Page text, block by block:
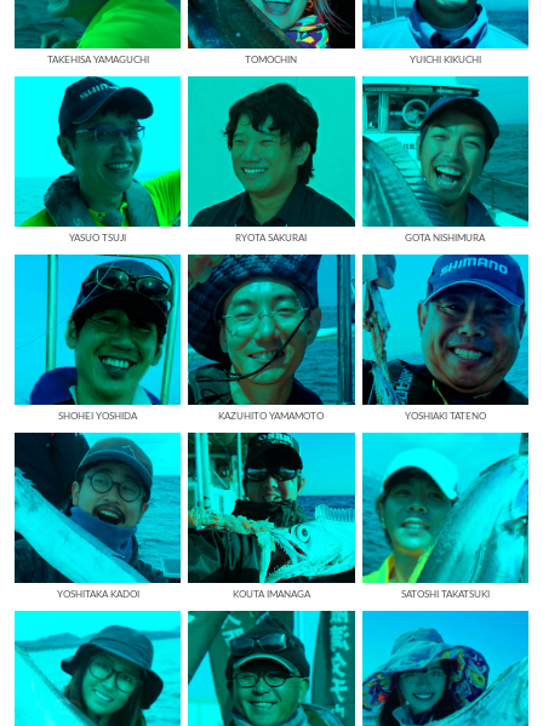
TAKEHISA YAMAGUCHI TOMOCHIN YUICHI KIKUCHI
YASUO TSUJI RYOTA SAKURAI GOTA NISHIMURA
SHOHEI YOSHIDA KAZUHITO YAMAMOTO YOSHIAKI TATENO
YOSHITAKA KADOI KOUTA IMANAGA SATOSHI TAKATSUKI